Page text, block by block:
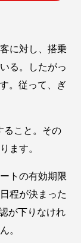
に対し、搭乗
る。したがっ
。従って、ぎ
ること。その
ます。
トの有効期限
程が決まった
が下りなけれ
。